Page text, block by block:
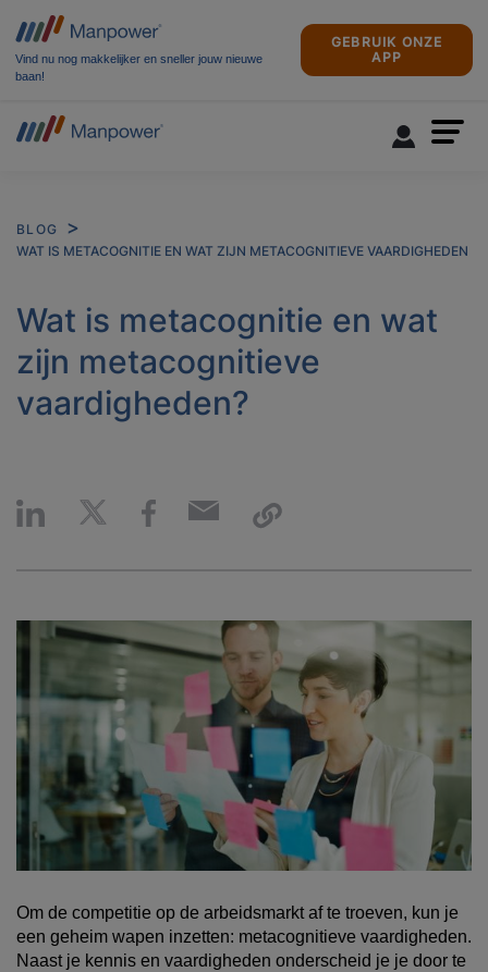
Vind nu nog makkelijker en sneller jouw nieuwe
baan!
GEBRUIK ONZE
APP
BLOG
WAT IS METACOGNITIE EN WAT ZIJN METACOGNITIEVE VAARDIGHEDEN
Wat is metacognitie en wat
zijn metacognitieve
vaardigheden?
Om de competitie op de arbeidsmarkt af te troeven, kun je
een geheim wapen inzetten: metacognitieve vaardigheden.
Naast je kennis en vaardigheden onderscheid je je door te